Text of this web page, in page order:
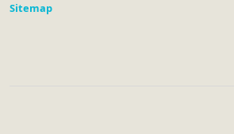
Sitemap